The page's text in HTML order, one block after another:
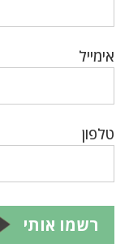
אימייל
טלפון
רשמו אותי